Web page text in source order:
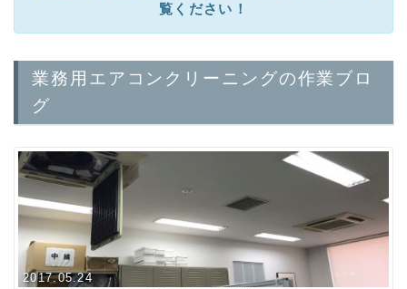
覧ください！
業務用エアコンクリーニングの作業ブロ
グ
2017.05.24